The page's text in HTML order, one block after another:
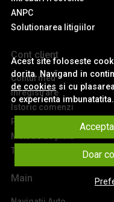
Acest site foloseste
dorita. Navigand in
de cookies si cu
o experienta imbunatatita.
Doar
ANPC
Solutionarea litigiilor
Cont client
Contul meu
Inregistrare
Istoric comenzi
Produse favorite
Metode de plata
Transport si retururi
Main